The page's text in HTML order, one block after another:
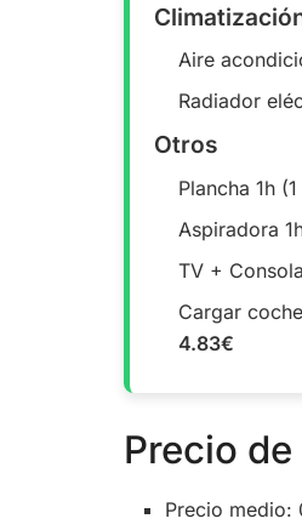
Aire
Radiador
Otros
Plancha 1h
Aspiradora
TV +
Cargar
4.83€
Precio
Precio